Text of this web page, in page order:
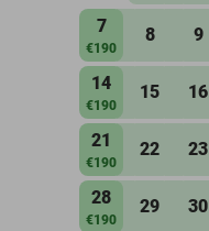
7
€190
8 9
14
€190
15 16
21
€190
22 23
28
€190
29 30